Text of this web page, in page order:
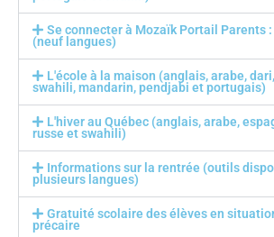
Se connecter à Mozaïk Portail Parents
(neuf langues)
L'école à la maison (anglais, arabe,
swahili, mandarin, pendjabi et portugais)
L'hiver au Québec (anglais, arabe,
russe et swahili)
Informations sur la rentrée (outils
plusieurs langues)
Gratuité scolaire des élèves en
précaire